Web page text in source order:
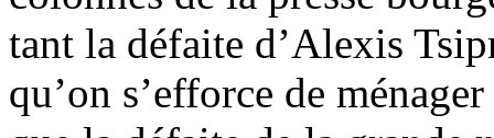
tant la défaite d’Alexis
qu’on s’efforce de